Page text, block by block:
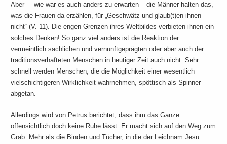
Aber – wie war es auch anders zu erwarten – die Männer halten das,
was die Frauen da erzählen, für „Geschwätz und glaub(t)en ihnen
nicht“ (V. 11). Die engen Grenzen ihres Weltbildes verbieten ihnen ein
solches Denken! So ganz viel anders ist die Reaktion der
vermeintlich sachlichen und vernunftgeprägten oder aber auch der
traditionsverhafteten Menschen in heutiger Zeit auch nicht. Sehr
schnell werden Menschen, die die Möglichkeit einer wesentlich
vielschichtigeren Wirklichkeit wahrnehmen, spöttisch als Spinner
abgetan.
Allerdings wird von Petrus berichtet, dass ihm das Ganze
offensichtlich doch keine Ruhe lässt. Er macht sich auf den Weg zum
Grab. Mehr als die Binden und Tücher, in die der Leichnam Jesu